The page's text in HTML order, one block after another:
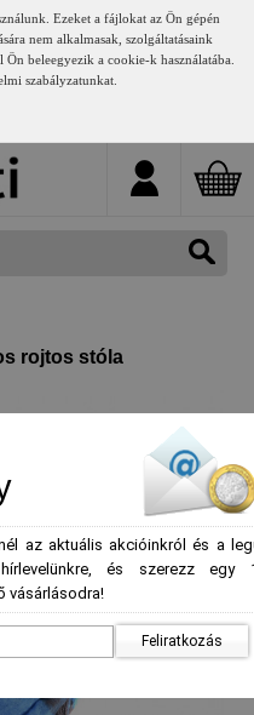
Ezeket a fájlokat az Ön gépén
nem alkalmasak, szolgáltatásaink
beleegyezik a cookie-k használatába.
szabályzatunkat.
rojtos stóla
az aktuális akcióinkról és a
és szerezz egy
vásárlásodra!
Feliratkozás